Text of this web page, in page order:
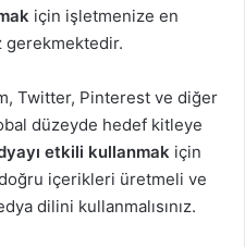
için işletmenize en
gerekmektedir.
Twitter, Pinterest ve diğer
düzeyde hedef kitleye
etkili kullanmak için
içerikleri üretmeli ve
dilini kullanmalısınız.